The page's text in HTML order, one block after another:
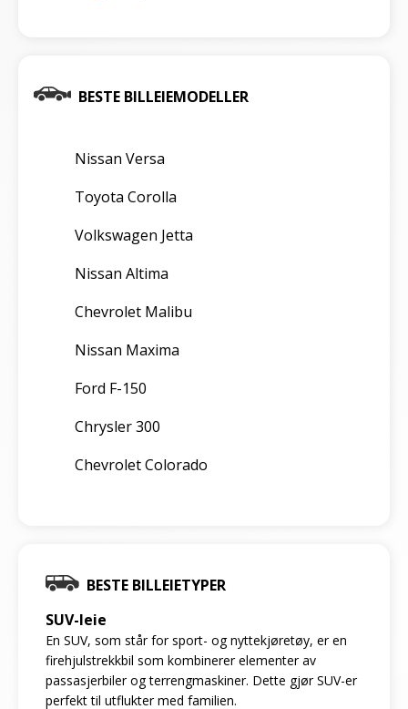
BESTE BILLEIEMODELLER
Nissan Versa
Toyota Corolla
Volkswagen Jetta
Nissan Altima
Chevrolet Malibu
Nissan Maxima
Ford F-150
Chrysler 300
Chevrolet Colorado
BESTE BILLEIETYPER
SUV-leie
En SUV, som står for sport- og nyttekjøretøy, er en
firehjulstrekkbil som kombinerer elementer av
passasjerbiler og terrengmaskiner. Dette gjør SUV-er
perfekt til utflukter med familien.